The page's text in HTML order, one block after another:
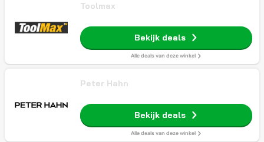
Toolmax
Bekijk deals
Alle deals van deze winkel
Peter Hahn
Bekijk deals
Alle deals van deze winkel